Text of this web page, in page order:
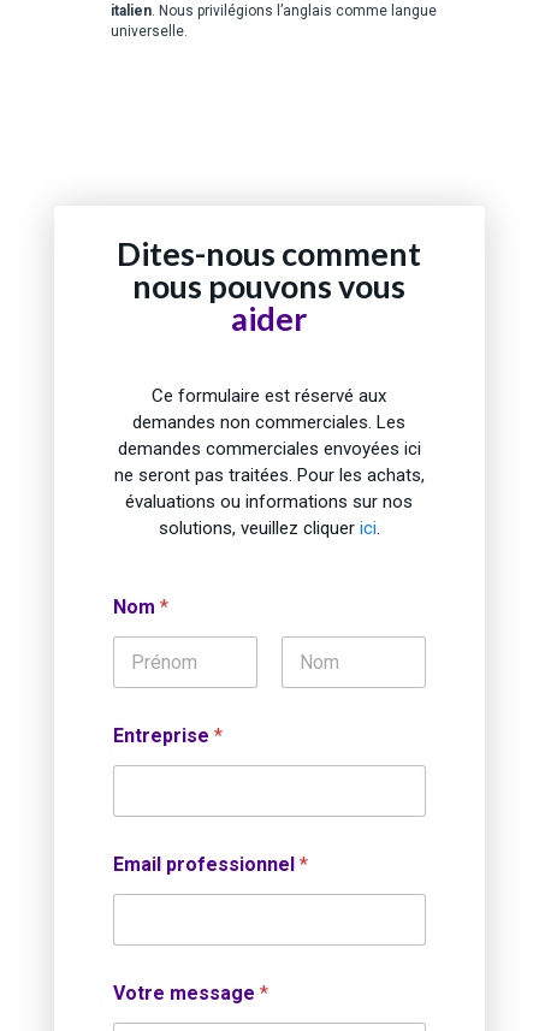
italien. Nous privilégions l’anglais comme langue
universelle.
Dites-nous comment
nous pouvons vous
aider
Ce formulaire est réservé aux
demandes non commerciales. Les
demandes commerciales envoyées ici
ne seront pas traitées. Pour les achats,
évaluations ou informations sur nos
solutions, veuillez cliquer ici.
Nom *
Entreprise *
Email professionnel *
Votre message *